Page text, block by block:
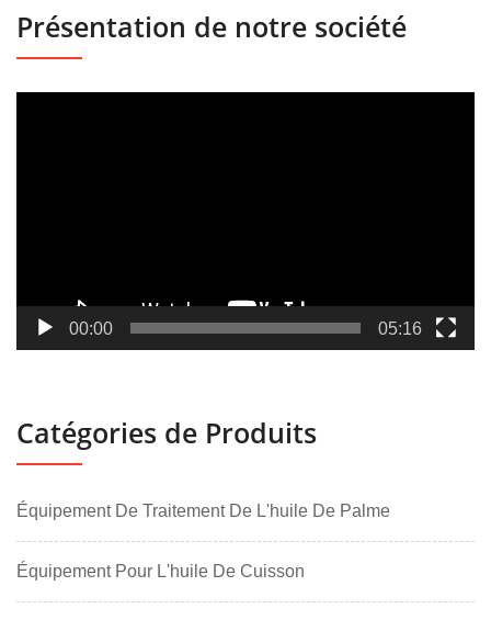
Présentation de notre société
00:00 05:16
Catégories de Produits
Équipement De Traitement De L'huile De Palme
Équipement Pour L'huile De Cuisson